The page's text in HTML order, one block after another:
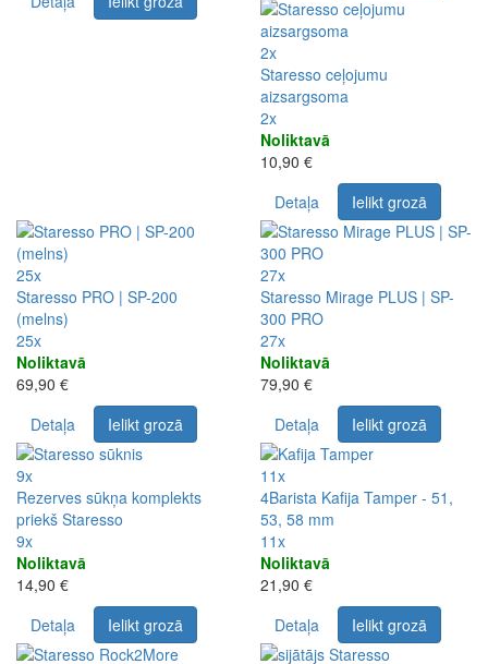
2x
Staresso ceļojumu
aizsargsoma
2x
Noliktavā
10,90 €
Detaļa
Ielikt grozā
25x
Staresso PRO | SP-200
(melns)
25x
Noliktavā
69,90 €
Detaļa
Ielikt grozā
27x
Staresso Mirage PLUS | SP-
300 PRO
27x
Noliktavā
79,90 €
Detaļa
Ielikt grozā
9x
Rezerves sūkņa komplekts
priekš Staresso
9x
Noliktavā
14,90 €
Detaļa
Ielikt grozā
11x
4Barista Kafija Tamper - 51,
53, 58 mm
11x
Noliktavā
21,90 €
Detaļa
Ielikt grozā